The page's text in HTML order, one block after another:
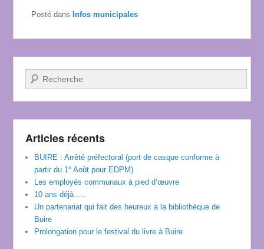
Posté dans Infos municipales
Recherche
Articles récents
BUIRE : Arrêté préfectoral (port de casque conforme à
partir du 1° Août pour EDPM)
Les employés communaux à pied d’œuvre
10 ans déjà…..
Un partenariat qui fait des heureux à la bibliothèque de
Buire
Prolongation pour le festival du livre à Buire